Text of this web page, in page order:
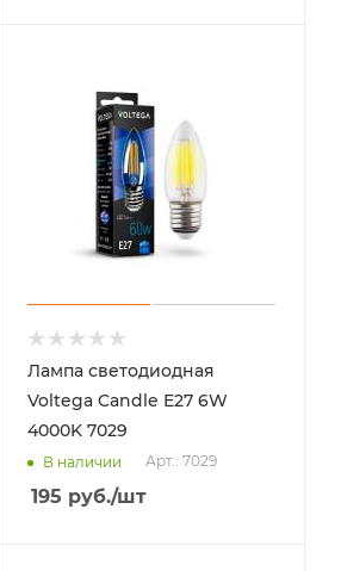
Лампа светодиодная
Voltega Candle E27 6W
4000K 7029
В наличии Арт.: 7029
195 руб./шт